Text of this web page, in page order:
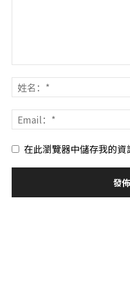
在此瀏覽器中儲存我的資